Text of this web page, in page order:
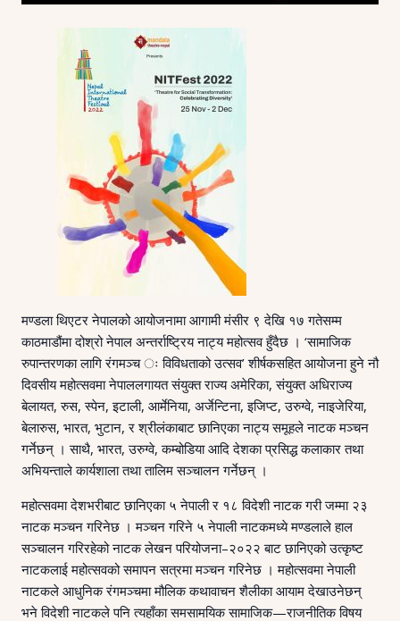
मण्डला थिएटर नेपालको आयोजनामा आगामी मंसीर ९ देखि १७ गतेसम्म
काठमाडौंमा दोश्रो नेपाल अन्तर्राष्ट्रिय नाट्य महोत्सव हुँदैछ । ‘सामाजिक
रुपान्तरणका लागि रंगमञ्च ः विविधताको उत्सव’ शीर्षकसहित आयोजना हुने नौ
दिवसीय महोत्सवमा नेपाललगायत संयुक्त राज्य अमेरिका, संयुक्त अधिराज्य
बेलायत, रुस, स्पेन, इटाली, आर्मेनिया, अर्जेन्टिना, इजिप्ट, उरुग्वे, नाइजेरिया,
बेलारुस, भारत, भुटान, र श्रीलंकाबाट छानिएका नाट्य समूहले नाटक मञ्चन
गर्नेछन् । साथै, भारत, उरुग्वे, कम्बोडिया आदि देशका प्रसिद्ध कलाकार तथा
अभियन्ताले कार्यशाला तथा तालिम सञ्चालन गर्नेछन् ।
महोत्सवमा देशभरीबाट छानिएका ५ नेपाली र १८ विदेशी नाटक गरी जम्मा २३
नाटक मञ्चन गरिनेछ । मञ्चन गरिने ५ नेपाली नाटकमध्ये मण्डलाले हाल
सञ्चालन गरिरहेको नाटक लेखन परियोजना–२०२२ बाट छानिएको उत्कृष्ट
नाटकलाई महोत्सवको समापन सत्रमा मञ्चन गरिनेछ । महोत्सवमा नेपाली
नाटकले आधुनिक रंगमञ्चमा मौलिक कथावाचन शैलीका आयाम देखाउनेछन्
भने विदेशी नाटकले पनि त्यहाँका समसामयिक सामाजिक—राजनीतिक विषय